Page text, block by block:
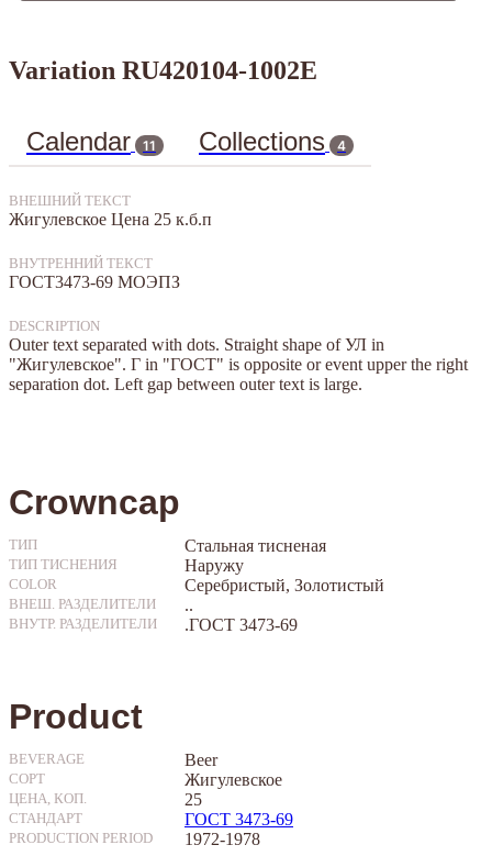
Variation RU420104-1002E
Calendar 11 Collections 4
ВНЕШНИЙ ТЕКСТ
Жигулевское Цена 25 к.б.п
ВНУТРЕННИЙ ТЕКСТ
ГОСТ3473-69 МОЭПЗ
DESCRIPTION
Outer text separated with dots. Straight shape of УЛ in
"Жигулевское". Г in "ГОСТ" is opposite or event upper the right
separation dot. Left gap between outer text is large.
Crowncap
ТИП Стальная тисненая
ТИП ТИСНЕНИЯ Наружу
COLOR Серебристый, Золотистый
ВНЕШ. РАЗДЕЛИТЕЛИ ..
ВНУТР. РАЗДЕЛИТЕЛИ .ГОСТ 3473-69
Product
BEVERAGE Beer
СОРТ Жигулевское
ЦЕНА, КОП. 25
СТАНДАРТ ГОСТ 3473-69
PRODUCTION PERIOD 1972-1978